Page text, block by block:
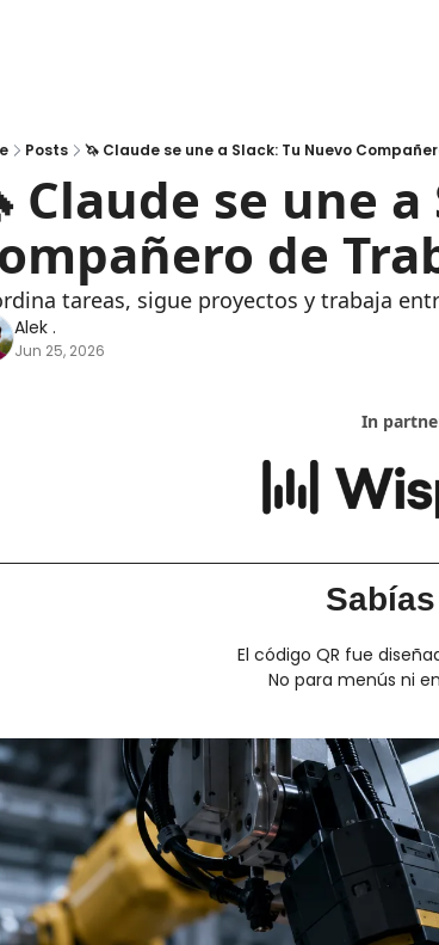
Posts 🦄 Claude se une a Slack: Tu Nuevo
Claude se une
de
tareas, sigue proyectos y trabaja
Alek .
Jun 25, 2026
In
El código QR fue
No para menús ni